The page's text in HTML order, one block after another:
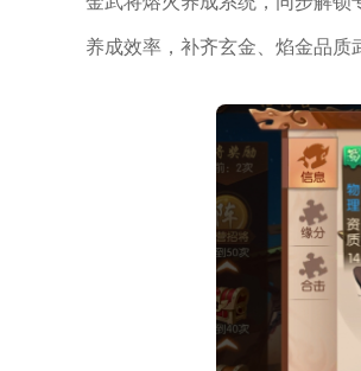
养成效率，补齐玄金、焰金品质